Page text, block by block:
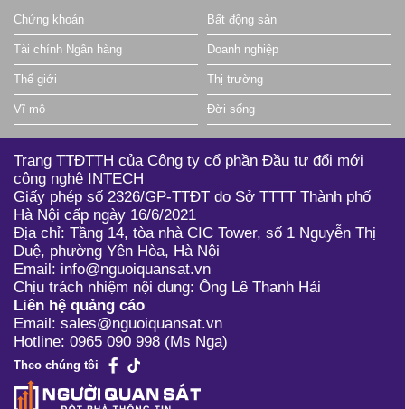
Chứng khoán Bất động sản
Tài chính Ngân hàng Doanh nghiệp
Thế giới Thị trường
Vĩ mô Đời sống
Trang TTĐTTH của Công ty cổ phần Đầu tư đổi mới
công nghệ INTECH
Giấy phép số 2326/GP-TTĐT do Sở TTTT Thành phố
Hà Nội cấp ngày 16/6/2021
Địa chỉ: Tầng 14, tòa nhà CIC Tower, số 1 Nguyễn Thị
Duệ, phường Yên Hòa, Hà Nội
Email: info@nguoiquansat.vn
Chịu trách nhiệm nội dung: Ông Lê Thanh Hải
Liên hệ quảng cáo
Email: sales@nguoiquansat.vn
Hotline: 0965 090 998 (Ms Nga)
Theo chúng tôi